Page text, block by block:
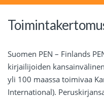
Suomen PEN – Finlands
kirjailijoiden
yli 100 maassa toimivaa
International).